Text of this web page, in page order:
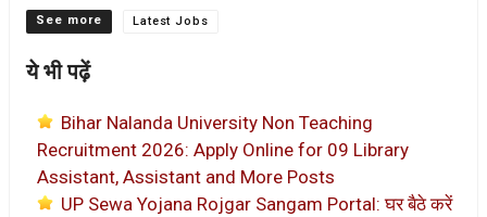
Categories Latest Jobs
ये भी पढ़ें
Bihar Nalanda University Non Teaching
Recruitment 2026: Apply Online for 09 Library
Assistant, Assistant and More Posts
UP Sewa Yojana Rojgar Sangam Portal: घर बैठे करें